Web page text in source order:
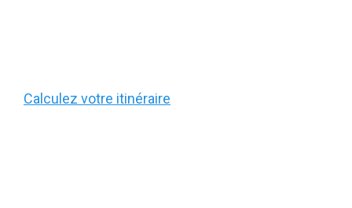
Calculez votre itinéraire